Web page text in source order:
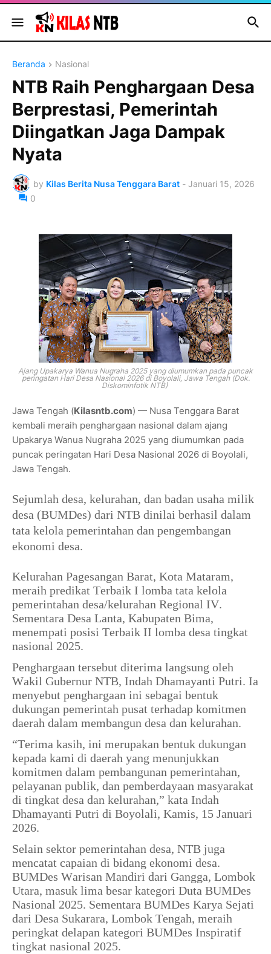
Beranda Nasional
NTB Raih Penghargaan Desa
Berprestasi, Pemerintah
Diingatkan Jaga Dampak
Nyata
by Kilas Berita Nusa Tenggara Barat - Januari 15, 2026
0
Ajang Upakarya Wanua Nugraha 2025 yang diumumkan pada puncak
peringatan Hari Desa Nasional 2026 di Boyolali, Jawa Tengah (Dok.
Diskominfotik NTB)
Jawa Tengah (Kilasntb.com) — Nusa Tenggara Barat
kembali meraih penghargaan nasional dalam ajang
Upakarya Wanua Nugraha 2025 yang diumumkan pada
puncak peringatan Hari Desa Nasional 2026 di Boyolali,
Jawa Tengah.
Sejumlah desa, kelurahan, dan badan usaha milik
desa (BUMDes) dari NTB dinilai berhasil dalam
tata kelola pemerintahan dan pengembangan
ekonomi desa.
Kelurahan Pagesangan Barat, Kota Mataram,
meraih predikat Terbaik I lomba tata kelola
pemerintahan desa/kelurahan Regional IV.
Sementara Desa Lanta, Kabupaten Bima,
menempati posisi Terbaik II lomba desa tingkat
nasional 2025.
Penghargaan tersebut diterima langsung oleh
Wakil Gubernur NTB, Indah Dhamayanti Putri. Ia
menyebut penghargaan ini sebagai bentuk
dukungan pemerintah pusat terhadap komitmen
daerah dalam membangun desa dan kelurahan.
“Terima kasih, ini merupakan bentuk dukungan
kepada kami di daerah yang menunjukkan
komitmen dalam pembangunan pemerintahan,
pelayanan publik, dan pemberdayaan masyarakat
di tingkat desa dan kelurahan,” kata Indah
Dhamayanti Putri di Boyolali, Kamis, 15 Januari
2026.
Selain sektor pemerintahan desa, NTB juga
mencatat capaian di bidang ekonomi desa.
BUMDes Warisan Mandiri dari Gangga, Lombok
Utara, masuk lima besar kategori Duta BUMDes
Nasional 2025. Sementara BUMDes Karya Sejati
dari Desa Sukarara, Lombok Tengah, meraih
peringkat delapan kategori BUMDes Inspiratif
tingkat nasional 2025.